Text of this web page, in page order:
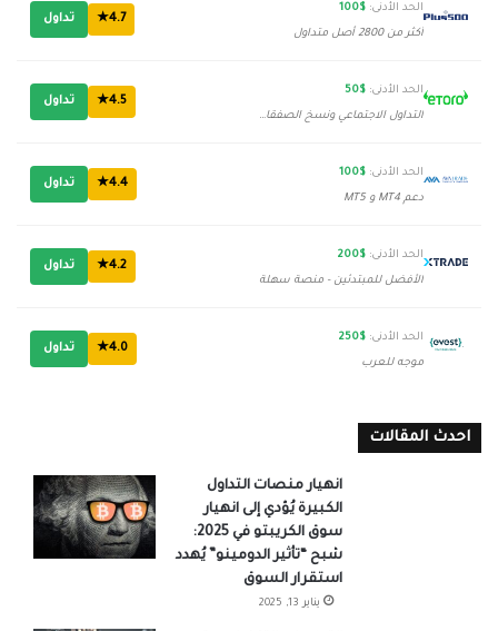
الحد الأدنى: $100
أكثر من 2800 أصل متداول
4.7★ تداول
الحد الأدنى: $50
التداول الاجتماعي ونسخ الصفقات
4.5★ تداول
الحد الأدنى: $100
دعم MT4 و MT5
4.4★ تداول
الحد الأدنى: $200
الأفضل للمبتدئين - منصة سهلة
4.2★ تداول
الحد الأدنى: $250
موجه للعرب
4.0★ تداول
احدث المقالات
انهيار منصات التداول
الكبيرة يُؤدي إلى انهيار
سوق الكريبتو في 2025:
شبح “تأثير الدومينو” يُهدد
استقرار السوق
يناير 13, 2025